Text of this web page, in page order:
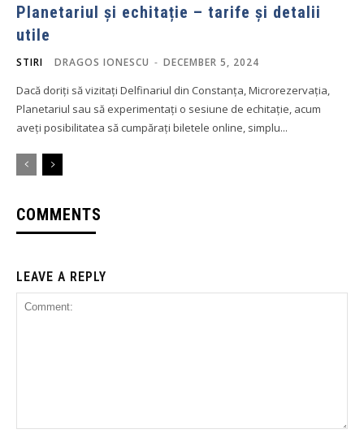
Planetariul și echitație – tarife și detalii
utile
STIRI DRAGOS IONESCU - DECEMBER 5, 2024
Dacă doriți să vizitați Delfinariul din Constanța, Microrezervația,
Planetariul sau să experimentați o sesiune de echitație, acum
aveți posibilitatea să cumpărați biletele online, simplu...
COMMENTS
LEAVE A REPLY